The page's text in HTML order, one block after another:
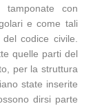
con
e come tali
codice civile.
quelle parti del
per la struttura
state inserite
dirsi parte